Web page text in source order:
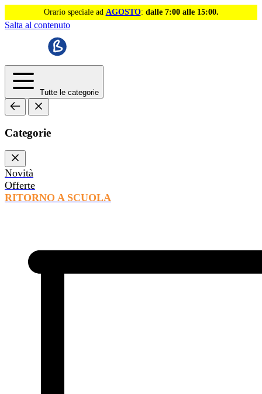
Orario speciale ad AGOSTO: dalle 7:00 alle 15:00.
Salta al contenuto
Tutte le categorie
Categorie
Novità
Offerte
RITORNO A SCUOLA